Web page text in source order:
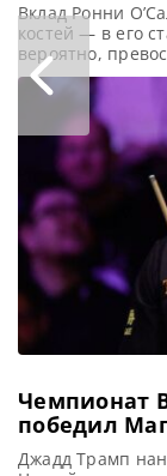
Вклад Ронни
костей — в его
вероятно,
спортсмена в
О’Салливана
истории. Но
невероятному
завоеванных
Чемпионат
победил
встретится
Джадд Трамп